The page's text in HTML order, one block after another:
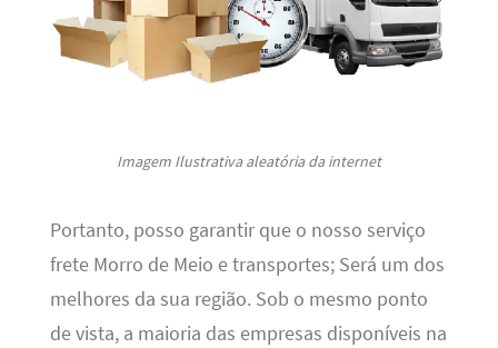
Imagem Ilustrativa aleatória da internet
Portanto, posso garantir que o nosso serviço
frete Morro de Meio e transportes; Será um dos
melhores da sua região. Sob o mesmo ponto
de vista, a maioria das empresas disponíveis na